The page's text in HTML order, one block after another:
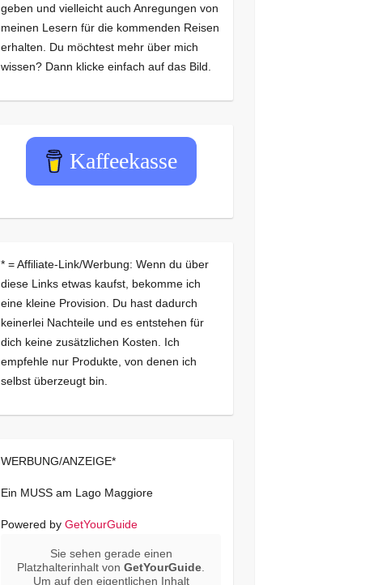
geben und vielleicht auch Anregungen von
meinen Lesern für die kommenden Reisen
erhalten. Du möchtest mehr über mich
wissen? Dann klicke einfach auf das Bild.
Kaffeekasse
* = Affiliate-Link/Werbung: Wenn du über
diese Links etwas kaufst, bekomme ich
eine kleine Provision. Du hast dadurch
keinerlei Nachteile und es entstehen für
dich keine zusätzlichen Kosten. Ich
empfehle nur Produkte, von denen ich
selbst überzeugt bin.
WERBUNG/ANZEIGE*
Ein MUSS am Lago Maggiore
Powered by GetYourGuide
Sie sehen gerade einen
Platzhalterinhalt vonGetYourGuide
Um auf den eigentlichen Inhalt